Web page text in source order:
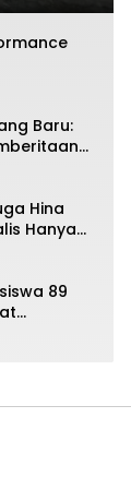
Baru:
Hina
Hanya
Dugaan
89